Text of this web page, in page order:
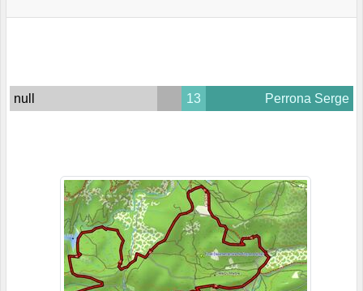
null 13 Perrona Serge